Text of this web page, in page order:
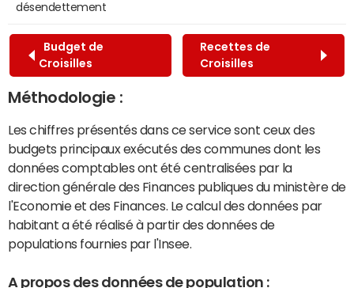
désendettement
Budget de
Croisilles
Recettes de
Croisilles
Méthodologie :
Les chiffres présentés dans ce service sont ceux des
budgets principaux exécutés des communes dont les
données comptables ont été centralisées par la
direction générale des Finances publiques du ministère de
l'Economie et des Finances. Le calcul des données par
habitant a été réalisé à partir des données de
populations fournies par l'Insee.
A propos des données de population :